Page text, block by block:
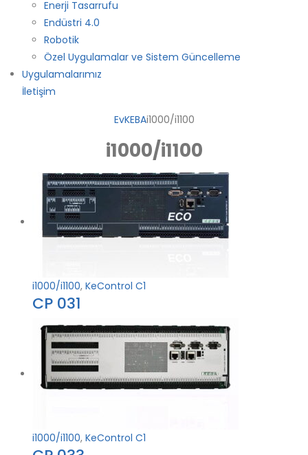
Enerji Tasarrufu
Endüstri 4.0
Robotik
Özel Uygulamalar ve Sistem Güncelleme
Uygulamalarımız
İletişim
EvKEBAi1000/i1100
i1000/i1100
i1000/i1100, KeControl C1
CP 031
i1000/i1100, KeControl C1